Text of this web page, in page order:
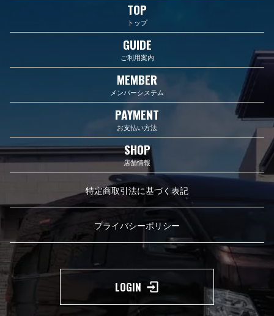
TOP
トップ
GUIDE
ご利用案内
MEMBER
メンバーシステム
PAYMENT
お支払い方法
SHOP
店舗情報
特定商取引法に基づく表記
プライバシーポリシー
LOGIN